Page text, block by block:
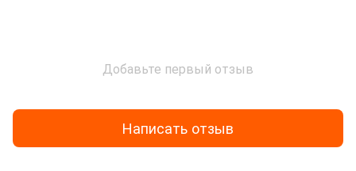
Добавьте первый отзыв
Написать отзыв